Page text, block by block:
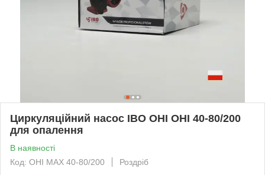
Циркуляційний насос IBO OHI OHI 40-80/200
для опалення
В наявності
Код: OHI MAX 40-80/200
Роздріб